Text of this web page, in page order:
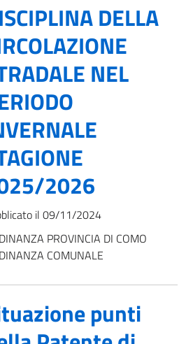
DELLA
NEL
2026
il 09/11/2024
PROVINCIA DI COMO
COMUNALE
punti